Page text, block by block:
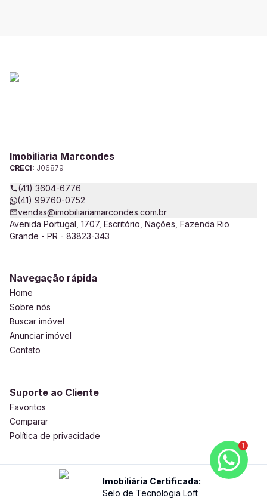
Imobiliaria Marcondes
CRECI: J06879
(41) 3604-6776
(41) 99760-0752
vendas@imobiliariamarcondes.com.br
Avenida Portugal, 1707, Escritório, Nações, Fazenda Rio
Grande - PR - 83823-343
Navegação rápida
Home
Sobre nós
Buscar imóvel
Anunciar imóvel
Contato
Suporte ao Cliente
Favoritos
Comparar
Política de privacidade
Imobiliária Certificada:
Selo de Tecnologia Loft
1